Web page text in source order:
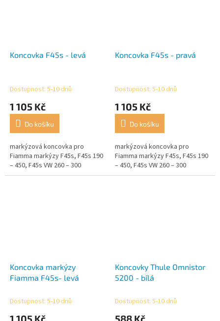
Koncovka F45s - levá
Dostupnost: 5-10 dnů
1 105 Kč
Do košíku
markýzová koncovka pro
Fiamma markýzy F45s, F45s 190
– 450, F45s VW 260 – 300
Koncovka F45s - pravá
Dostupnost: 5-10 dnů
1 105 Kč
Do košíku
markýzová koncovka pro
Fiamma markýzy F45s, F45s 190
– 450, F45s VW 260 – 300
Koncovka markýzy
Fiamma F45s- levá
Dostupnost: 5-10 dnů
1 105 Kč
Koncovky Thule Omnistor
5200 - bílá
Dostupnost: 5-10 dnů
588 Kč